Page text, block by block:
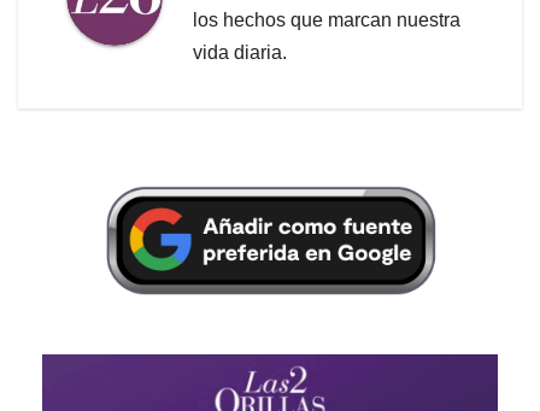
los hechos que marcan nuestra
vida diaria.